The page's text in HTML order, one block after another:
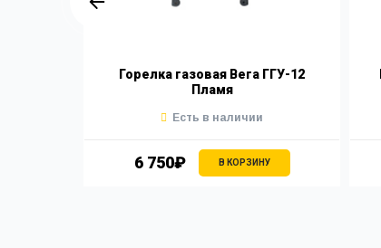
Горелка газовая Вега ГГУ-12
Пламя
6 750₽ В КОРЗИНУ
Есть в наличии